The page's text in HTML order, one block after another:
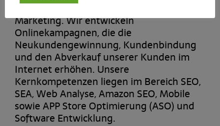
PaxTerra ist Ihre Agentur für Online
Marketing. Wir entwickeln
Onlinekampagnen, die die
Neukundengewinnung, Kundenbindung
und den Abverkauf unserer Kunden im
Internet erhöhen. Unsere
Kernkompetenzen liegen im Bereich SEO,
SEA, Web Analyse, Amazon SEO, Mobile
sowie APP Store Optimierung (ASO) und
Software Entwicklung.